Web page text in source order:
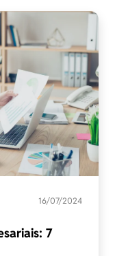
16/07/2024
7